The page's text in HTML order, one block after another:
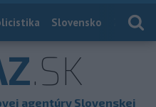
Slovensko
.SK
agentúry Slovenskej